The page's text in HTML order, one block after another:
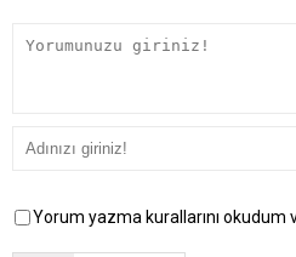
Yorum yazma kurallarını okudum